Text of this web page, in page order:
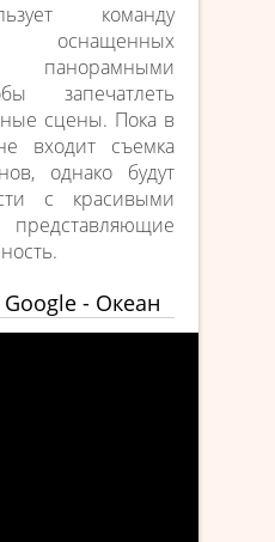
команду
панорамными
запечатлеть
сцены. Пока в
входит съемка
однако будут
с красивыми
- Океан